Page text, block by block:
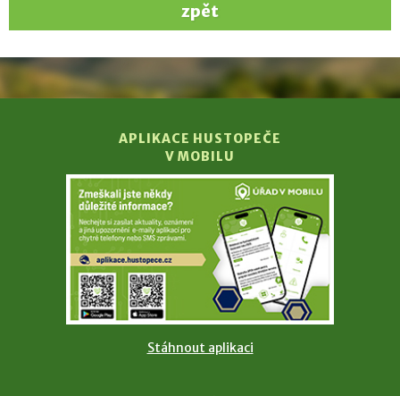
zpět
APLIKACE HUSTOPEČE
V MOBILU
Stáhnout aplikaci